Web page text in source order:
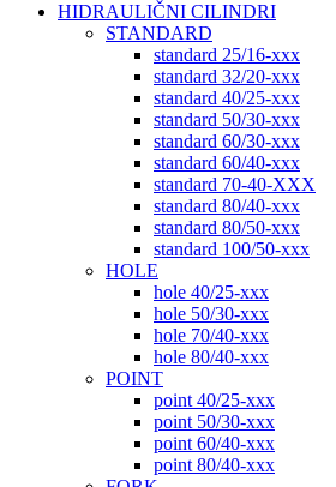
HIDRAULIČNI CILINDRI
STANDARD
standard 25/16-xxx
standard 32/20-xxx
standard 40/25-xxx
standard 50/30-xxx
standard 60/30-xxx
standard 60/40-xxx
standard 70-40-XXX
standard 80/40-xxx
standard 80/50-xxx
standard 100/50-xxx
HOLE
hole 40/25-xxx
hole 50/30-xxx
hole 70/40-xxx
hole 80/40-xxx
POINT
point 40/25-xxx
point 50/30-xxx
point 60/40-xxx
point 80/40-xxx